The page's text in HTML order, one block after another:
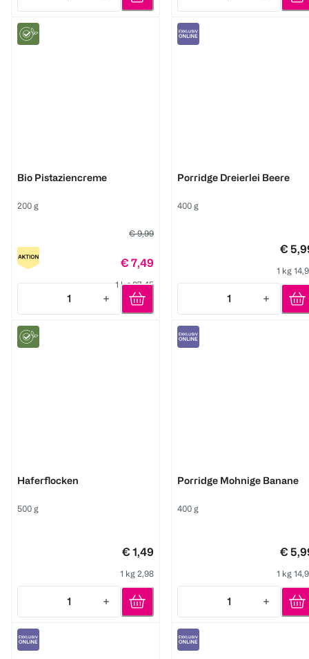
Quantity: 1 Quantity: 1
Bio Pistaziencreme
200 g
€ 9,99
€ 7,49
1 kg 37,45
1
Quantity: 1
Porridge Dreierlei Beere
400 g
€
1 kg
1
Quantity: 1
Haferflocken
500 g
€ 1,49
1 kg 2,98
1
Quantity: 1
Porridge Mohnige Banane
400 g
€
1 kg
1
Quantity: 1